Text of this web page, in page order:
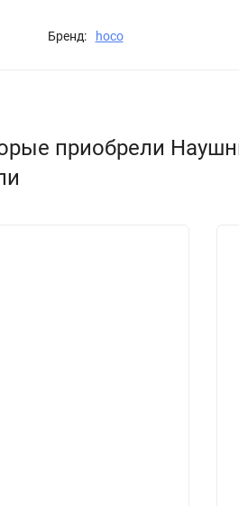
Бренд: hoco
приобрели